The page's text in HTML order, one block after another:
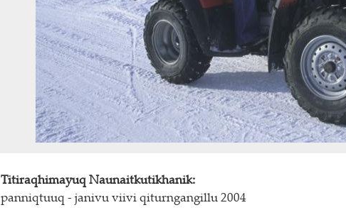
Titiraqhimayuq Naunaitkutikhanik:
panniqtuuq - janivu viivi qiturngangillu 2004